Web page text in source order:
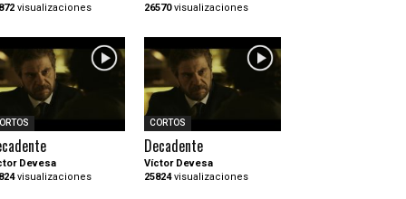
visualizaciones
26570visualizaciones
Devesa
visualizaciones
CORTOS
Decadente
Víctor Devesa
25824visualizaciones